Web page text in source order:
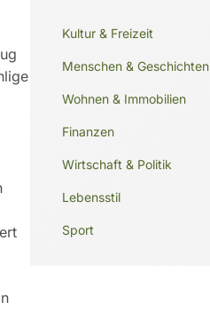
Kultur & Freizeit
Menschen & Geschichten
Wohnen & Immobilien
Finanzen
Wirtschaft & Politik
Lebensstil
Sport